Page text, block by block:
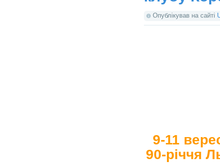
Опублікував на сайті
9-11
90-річчя